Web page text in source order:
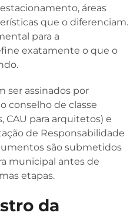
áreas
que o diferenciam.
para a
exatamente o que o
ser assinados por
conselho de classe
CAU para arquitetos) e
de Responsabilidade
são submetidos
municipal antes de
etapas.
da